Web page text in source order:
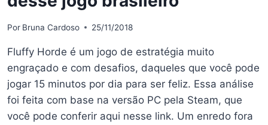
Por Bruna Cardoso 25/11/2018
Fluffy Horde é um jogo de estratégia muito
engraçado e com desafios, daqueles que você pode
jogar 15 minutos por dia para ser feliz. Essa análise
foi feita com base na versão PC pela Steam, que
você pode conferir aqui nesse link. Um enredo fora